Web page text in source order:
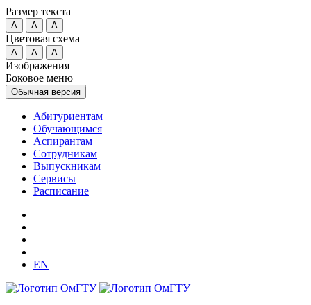
Размер текста
A A A
Цветовая схема
A A A
Изображения
Боковое меню
Обычная версия
Абитуриентам
Обучающимся
Аспирантам
Сотрудникам
Выпускникам
Сервисы
Расписание
EN